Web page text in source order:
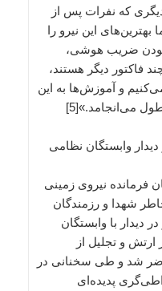
که نفرات پس از
این نیرو را
بودن ضریب هوشی،
فاکتور دیگر هستند،
و آموزش‌ها به این
می‌انجامد.»[5]
وابستگان نظامی
فرمانده نیروی زمینی
شهدا و رزمندگان
در دیدار با وابستگان
و تجلیل از
شد و طی سخنانی در
پدیده‌ای